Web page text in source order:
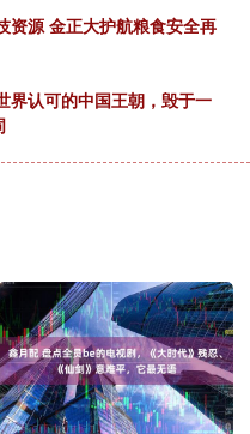
资源 金正大护航粮食安全再
界认可的中国王朝，毁于一